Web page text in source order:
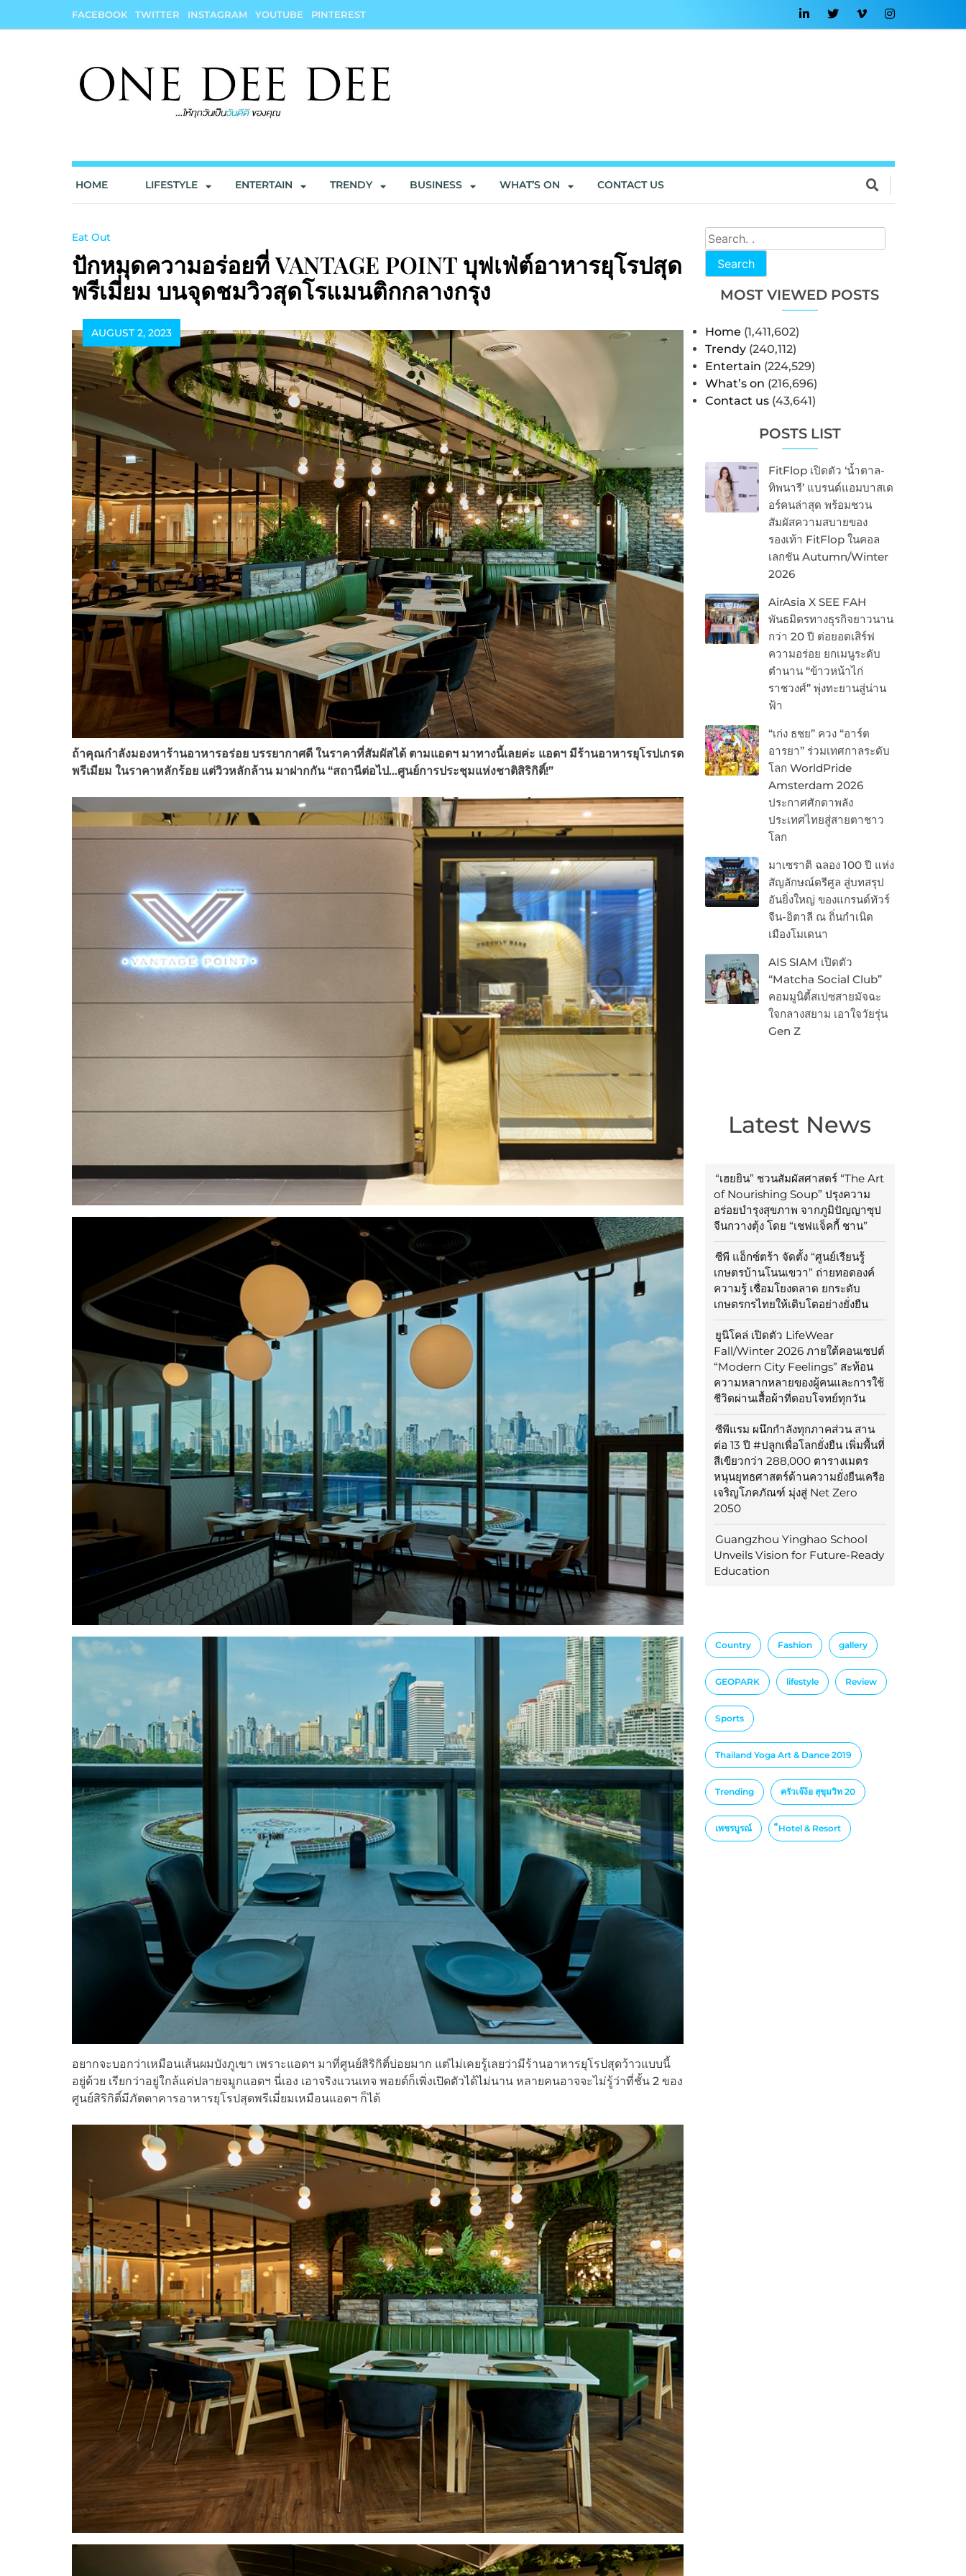
FACEBOOK TWITTER INSTAGRAM YOUTUBE PINTEREST
HOME LIFESTYLE ENTERTAIN TRENDY BUSINESS WHAT’S ON CONTACT US
Search
MOST VIEWED POSTS
Home (1,411,602)
Trendy (240,112)
Entertain (224,529)
What’s on (216,696)
Contact us (43,641)
POSTS LIST
FitFlop เปิดตัว ‘น้ำตาล-
ทิพนารี’ แบรนด์แอมบาสเด
อร์คนล่าสุด พร้อมชวน
สัมผัสความสบายของ
รองเท้า FitFlop ในคอล
เลกชัน Autumn/Winter
2026
AirAsia X SEE FAH
พันธมิตรทางธุรกิจยาวนาน
กว่า 20 ปี ต่อยอดเสิร์ฟ
ความอร่อย ยกเมนูระดับ
ตำนาน “ข้าวหน้าไก่
ราชวงศ์” พุ่งทะยานสู่น่าน
ฟ้า
“เก่ง ธชย” ควง “อาร์ต
อารยา” ร่วมเทศกาลระดับ
โลก WorldPride
Amsterdam 2026
ประกาศศักดาพลัง
ประเทศไทยสู่สายตาชาว
โลก
มาเซราติ ฉลอง 100 ปี แห่ง
สัญลักษณ์ตรีศูล สู่บทสรุป
อันยิ่งใหญ่ ของแกรนด์ทัวร์
จีน-อิตาลี ณ ถิ่นกำเนิด
เมืองโมเดนา
AIS SIAM เปิดตัว
“Matcha Social Club”
คอมมูนิตี้สเปซสายมัจฉะ
ใจกลางสยาม เอาใจวัยรุ่น
Gen Z
Latest News
“เฮยยิน” ชวนสัมผัสศาสตร์ “The Art
of Nourishing Soup” ปรุงความ
อร่อยบำรุงสุขภาพ จากภูมิปัญญาซุป
จีนกวางตุ้ง โดย “เชฟแจ็คกี้ ชาน”
ซีพี แอ็กซ์ตร้า จัดตั้ง “ศูนย์เรียนรู้
เกษตรบ้านโนนเขวา” ถ่ายทอดองค์
ความรู้ เชื่อมโยงตลาด ยกระดับ
เกษตรกรไทยให้เติบโตอย่างยั่งยืน
ยูนิโคล่ เปิดตัว LifeWear
Fall/Winter 2026 ภายใต้คอนเซปต์
“Modern City Feelings” สะท้อน
ความหลากหลายของผู้คนและการใช้
ชีวิตผ่านเสื้อผ้าที่ตอบโจทย์ทุกวัน
ซีพีแรม ผนึกกำลังทุกภาคส่วน สาน
ต่อ 13 ปี #ปลูกเพื่อโลกยั่งยืน เพิ่มพื้นที่
สีเขียวกว่า 288,000 ตารางเมตร
หนุนยุทธศาสตร์ด้านความยั่งยืนเครือ
เจริญโภคภัณฑ์ มุ่งสู่ Net Zero
2050
Guangzhou Yinghao School
Unveils Vision for Future-Ready
Education
Country Fashion gallery
GEOPARK lifestyle Review
Sports
Thailand Yoga Art & Dance 2019
Trending ครัวเจ๊ง้อ สุขุมวิท 20
เพชรบูรณ์ ็Hotel & Resort
Eat Out
ปักหมุดความอร่อยที่ VANTAGE POINT บุฟเฟ่ต์อาหารยุโรปสุด
พรีเมี่ยม บนจุดชมวิวสุดโรแมนติกกลางกรุง
AUGUST 2, 2023
ถ้าคุณกำลังมองหาร้านอาหารอร่อย บรรยากาศดี ในราคาที่สัมผัสได้ ตามแอดฯ มาทางนี้เลยค่ะ แอดฯ มีร้านอาหารยุโรปเกรด
พรีเมียม ในราคาหลักร้อย แต่วิวหลักล้าน มาฝากกัน “สถานีต่อไป…ศูนย์การประชุมแห่งชาติสิริกิติ์!”
อยากจะบอกว่าเหมือนเส้นผมบังภูเขา เพราะแอดฯ มาที่ศูนย์สิริกิติ์บ่อยมาก แต่ไม่เคยรู้เลยว่ามีร้านอาหารยุโรปสุดว้าวแบบนี้
อยู่ด้วย เรียกว่าอยู่ใกล้แค่ปลายจมูกแอดฯ นี่เอง เอาจริงแวนเทจ พอยต์ก็เพิ่งเปิดตัวได้ไม่นาน หลายคนอาจจะไม่รู้ว่าที่ชั้น 2 ของ
ศูนย์สิริกิติ์มีภัตตาคารอาหารยุโรปสุดพรีเมี่ยมเหมือนแอดฯ ก็ได้